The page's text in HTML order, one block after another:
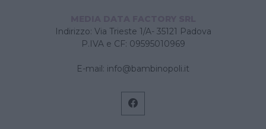
Indirizzo: Via Trieste 1/A- 35121 Padova
P.IVA e CF: 09595010969
E-mail: info@bambinopoli.it